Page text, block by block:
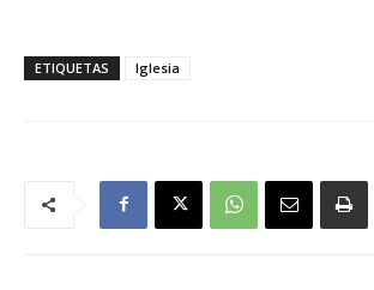
ETIQUETAS Iglesia